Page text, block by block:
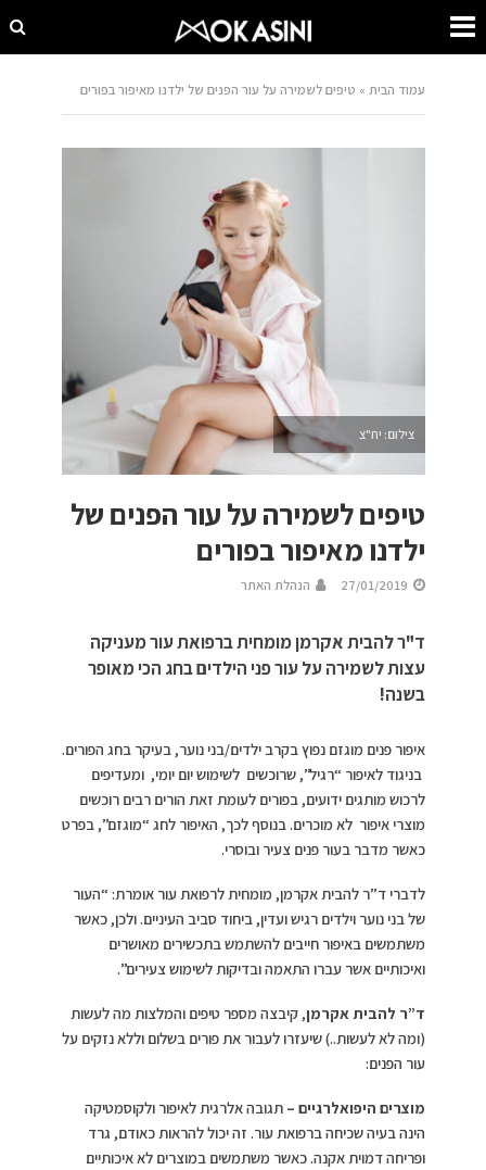
עמוד הבית » טיפים לשמירה על עור הפנים של ילדנו מאיפור בפורים
צילום: יח"צ
טיפים לשמירה על עור הפנים של
ילדנו מאיפור בפורים
27/01/2019 הנהלת האתר
ד"ר להבית אקרמן מומחית ברפואת עור מעניקה
עצות לשמירה על עור פני הילדים בחג הכי מאופר
בשנה!
איפור פנים מוגזם נפוץ בקרב ילדים/בני נוער, בעיקר בחג הפורים.
בניגוד לאיפור “רגיל”, שרוכשים לשימוש יום יומי, ומעדיפים
לרכוש מותגים ידועים, בפורים לעומת זאת הורים רבים רוכשים
מוצרי איפור לא מוכרים. בנוסף לכך, האיפור לחג “מוגזם”, בפרט
כאשר מדבר בעור פנים צעיר ובוסרי.
לדברי ד”ר להבית אקרמן, מומחית לרפואת עור אומרת: “העור
של בני נוער וילדים רגיש ועדין, ביחוד סביב העיניים. ולכן, כאשר
משתמשים באיפור חייבים להשתמש בתכשירים מאושרים
ואיכותיים אשר עברו התאמה ובדיקות לשימוש צעירים”.
ד”ר להבית אקרמן, קיבצה מספר טיפים והמלצות מה לעשות
(ומה לא לעשות..) שיעזרו לעבור את פורים בשלום וללא נזקים על
עור הפנים:
מוצרים היפואלרגיים – תגובה אלרגית לאיפור ולקוסמטיקה
הינה בעיה שכיחה ברפואת עור. זה יכול להראות כאודם, גרד
ופריחה דמוית אקנה. כאשר משתמשים במוצרים לא איכותיים